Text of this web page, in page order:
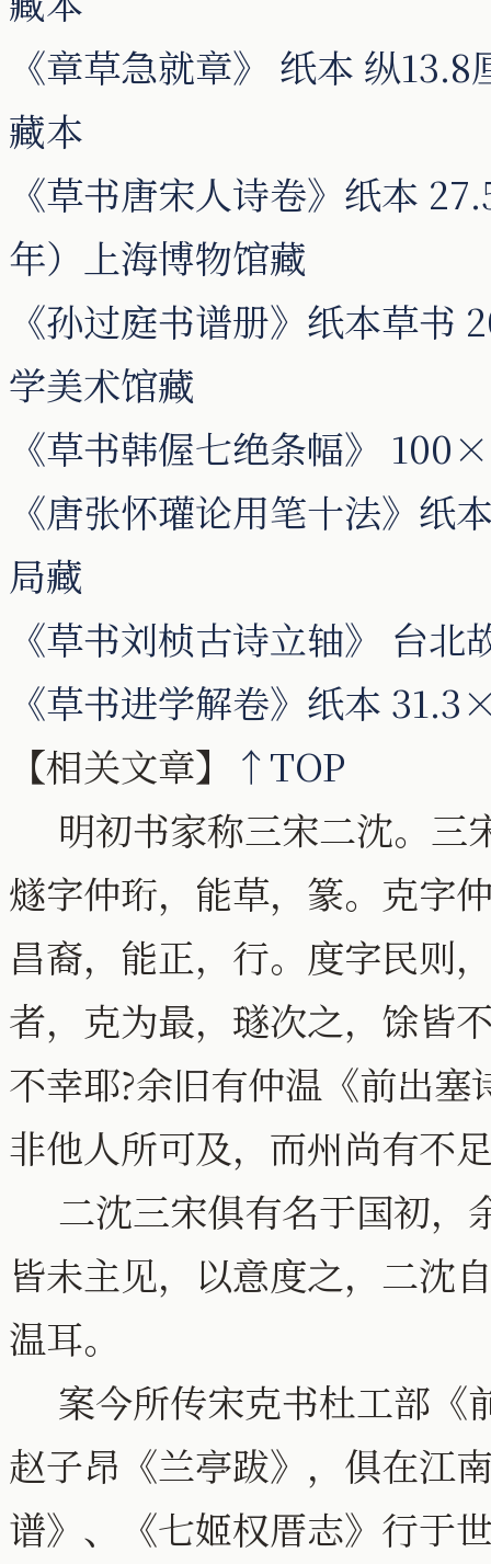
《章草急就章》 纸本 纵
藏本
《草书唐宋人诗卷》纸本
年）上海博物馆藏
《孙过庭书谱册》纸本草
学美术馆藏
《草书韩偓七绝条幅》
《唐张怀瓘论用笔十法》纸
局藏
《草书刘桢古诗立轴》 台北
《草书进学解卷》纸本
【相关文章】
↑TOP
明初书家称三宋二沈。三
燧字仲珩，能草，篆。克字
昌裔，能正，行。度字民则
者，克为最，璲次之，馀皆
不幸耶?余旧有仲温《前出
非他人所可及，而州尚有不
二沈三宋俱有名于国初，
皆未主见，以意度之，二沈
温耳。
案今所传宋克书杜工部《
赵子昂《兰亭跋》，俱在江
谱》、《七姬权厝志》行于